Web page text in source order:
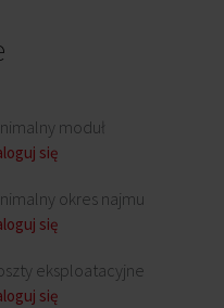
moduł
się
okres najmu
się
eksploatacyjne
się